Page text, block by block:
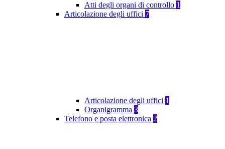
Atti degli organi di controllo 1
Articolazione degli uffici 7
Articolazione degli uffici 1
Organigramma 3
Telefono e posta elettronica 2